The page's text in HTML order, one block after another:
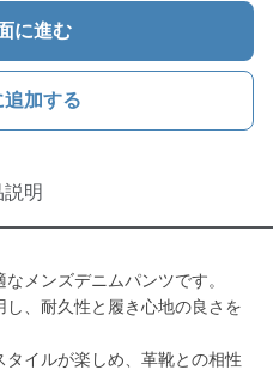
に進む
追加する
明
メンズデニムパンツです。
、耐久性と履き心地の良さを
イルが楽しめ、革靴との相性